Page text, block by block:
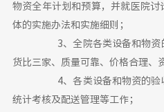
物资全年计划和预算，并就医院
体的实施办法和实施细则；
3、全院各类设备和物资
货比三家、质量可靠、价格合理、
4、各类设备和物资的验
统计考核及配送管理等工作；